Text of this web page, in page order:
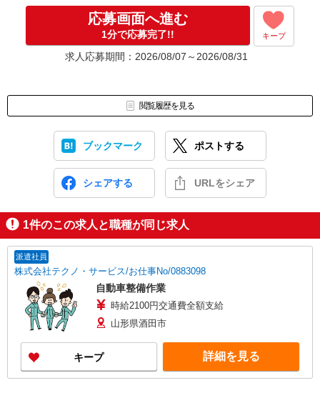
応募⇒最短で2日後からの勤務も可能です！
応募画面へ進む
1分で応募完了!! キープ
求人応募期間：2026/08/07～2026/08/31
閲覧履歴を見る
ブックマーク ポストする
シェアする URLをシェア
1件のこの求人と職種が同じ求人
派遣社員
株式会社テクノ・サービス/お仕事No/0883098
自動車整備作業
時給2100円交通費全額支給
山形県酒田市
キープ 詳細を見る